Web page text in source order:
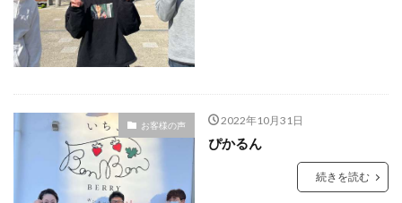
お客様の声 2022年10月31日
ぴかるん
続きを読む